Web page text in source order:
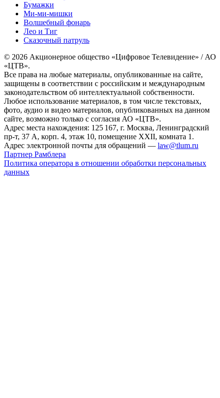
Бумажки
Ми-ми-мишки
Волшебный фонарь
Лео и Тиг
Сказочный патруль
© 2026 Акционерное общество «Цифровое Телевидение» / АО
«ЦТВ».
Все права на любые материалы, опубликованные на сайте,
защищены в соответствии с российским и международным
законодательством об интеллектуальной собственности.
Любое использование материалов, в том числе текстовых,
фото, аудио и видео материалов, опубликованных на данном
сайте, возможно только с согласия АО «ЦТВ».
Адрес места нахождения: 125 167, г. Москва, Ленинградский
пр-т, 37 А, корп. 4, этаж 10, помещение XXII, комната 1.
Адрес электронной почты для обращений — law@tlum.ru
Партнер Рамблера
Политика оператора в отношении обработки персональных
данных